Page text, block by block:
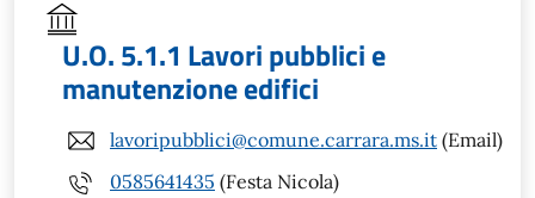
U.O. 5.1.1 Lavori pubblici e
manutenzione edifici
lavoripubblici@comune.carrara.ms.it (Email)
0585641435 (Festa Nicola)